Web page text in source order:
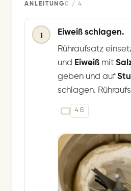
ANLEITUNG0 / 4
1
Eiweiß schlagen.
Rühraufsatz
und Eiweiß mit
geben und auf
schlagen.
4 Ei